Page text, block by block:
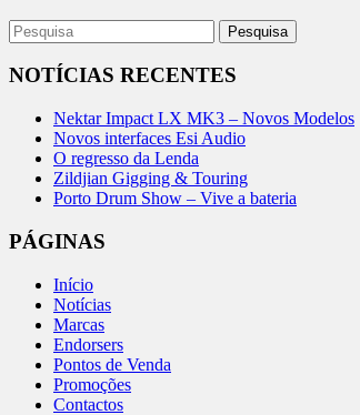
NOTÍCIAS RECENTES
Nektar Impact LX MK3 – Novos Modelos
Novos interfaces Esi Audio
O regresso da Lenda
Zildjian Gigging & Touring
Porto Drum Show – Vive a bateria
PÁGINAS
Início
Notícias
Marcas
Endorsers
Pontos de Venda
Promoções
Contactos